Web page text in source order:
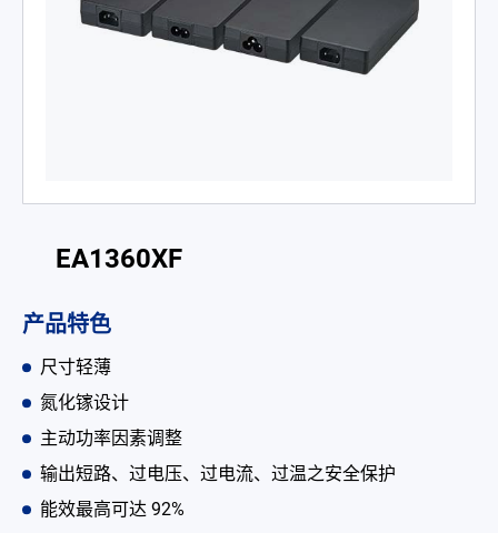
EA1360XF
产品特色
尺寸轻薄
氮化镓设计
主动功率因素调整
输出短路、过电压、过电流、过温之安全保护
能效最高可达 92%
AC/DC 电源适配器
AC/DC 医疗电源供应器
电池适配充电器
开放式电源
LED 电源
CRPS 电源
解决方案
为何选择翌胜